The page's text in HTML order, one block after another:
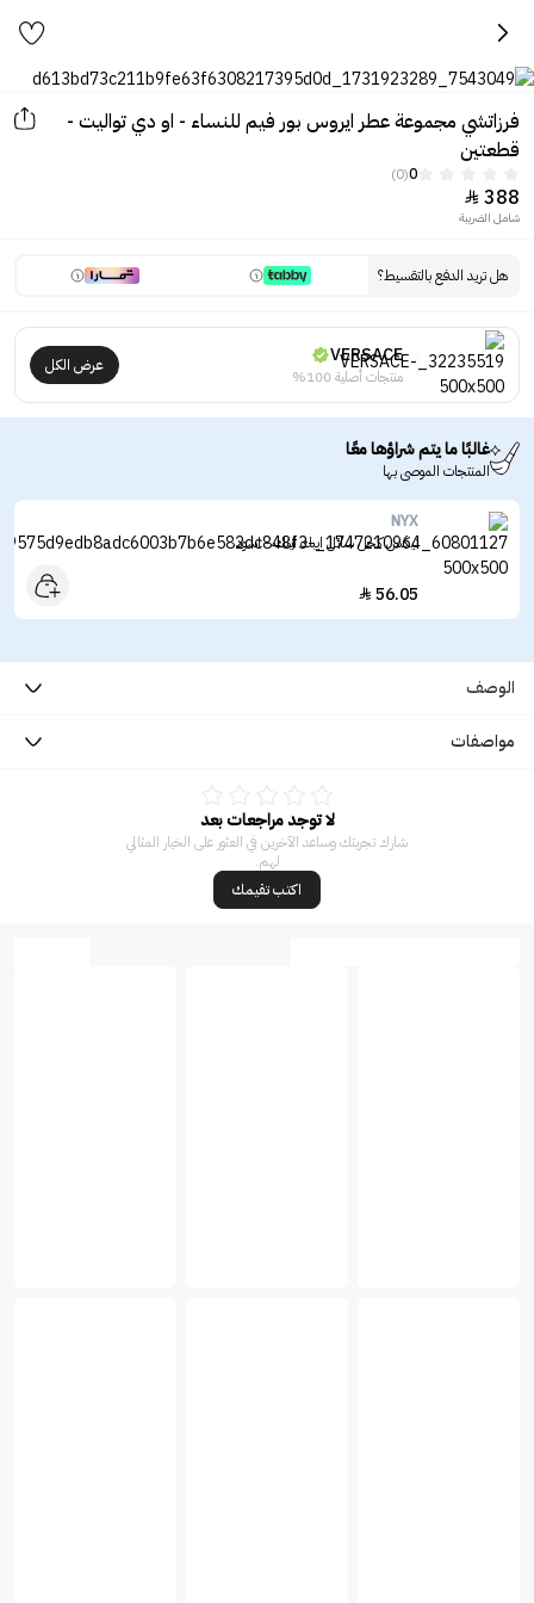
فرزاتشي مجموعة عطر ايروس بور فيم للنساء - او دي تواليت -
قطعتين
0
(0)
388

شامل الضريبة
هل تريد الدفع بالتقسيط؟
VERSACE
منتجات أصلية 100%
عرض الكل
غالبًا ما يتم شراؤها معًا
المنتجات الموصى بها
NYX
نيكس كحل سائل ايبك اينك - اسود
56.05

الوصف
مواصفات
لا توجد مراجعات بعد
شارك تجربتك وساعد الآخرين في العثور على الخيار المثالي
لهم.
اكتب تقيمك